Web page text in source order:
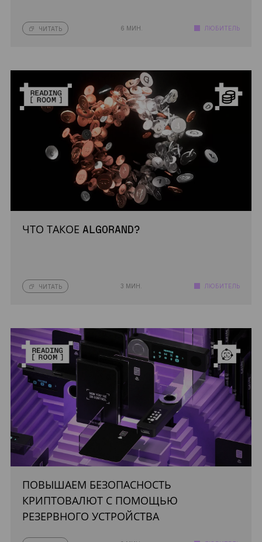
ЧИТАТЬ 6 МИН. ЛЮБИТЕЛЬ
ЧТО ТАКОЕ ALGORAND?
ЧИТАТЬ 3 МИН. ЛЮБИТЕЛЬ
ПОВЫШАЕМ БЕЗОПАСНОСТЬ
КРИПТОВАЛЮТ С ПОМОЩЬЮ
РЕЗЕРВНОГО УСТРОЙСТВА